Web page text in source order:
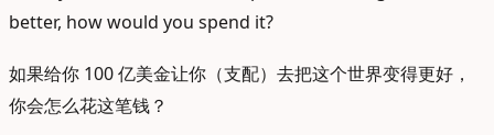
better, how would you spend it?
如果给你 100 亿美金让你（支配）去把这个世界变得更好，
你会怎么花这笔钱？